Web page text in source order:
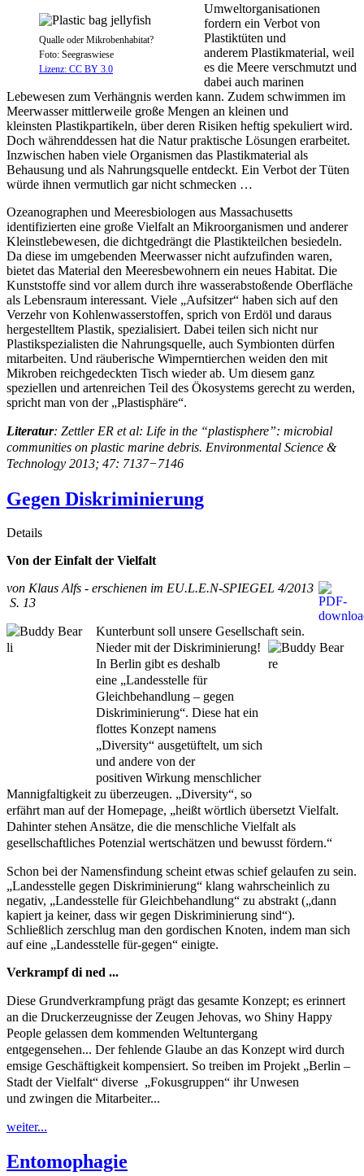
Qualle oder Mikrobenhabitat?
Foto: Seegraswiese
Lizenz: CC BY 3.0
Umweltorganisationen
fordern ein Verbot von
Plastiktüten und
anderem Plastikmaterial, weil
es die Meere verschmutzt und
dabei auch marinen
Lebewesen zum Verhängnis werden kann. Zudem schwimmen im
Meerwasser mittlerweile große Mengen an kleinen und
kleinsten Plastikpartikeln, über deren Risiken heftig spekuliert wird.
Doch währenddessen hat die Natur praktische Lösungen erarbeitet.
Inzwischen haben viele Organismen das Plastikmaterial als
Behausung und als Nahrungsquelle entdeckt. Ein Verbot der Tüten
würde ihnen vermutlich gar nicht schmecken …
Ozeanographen und Meeresbiologen aus Massachusetts
identifizierten eine große Vielfalt an Mikroorganismen und anderer
Kleinstlebewesen, die dichtgedrängt die Plastikteilchen besiedeln.
Da diese im umgebenden Meerwasser nicht aufzufinden waren,
bietet das Material den Meeresbewohnern ein neues Habitat. Die
Kunststoffe sind vor allem durch ihre wasserabstoßende Oberfläche
als Lebensraum interessant. Viele „Aufsitzer“ haben sich auf den
Verzehr von Kohlenwasserstoffen, sprich von Erdöl und daraus
hergestelltem Plastik, spezialisiert. Dabei teilen sich nicht nur
Plastikspezialisten die Nahrungsquelle, auch Symbionten dürfen
mitarbeiten. Und räuberische Wimperntierchen weiden den mit
Mikroben reichgedeckten Tisch wieder ab. Um diesem ganz
speziellen und artenreichen Teil des Ökosystems gerecht zu werden,
spricht man von der „Plastisphäre“.
Literatur: Zettler ER et al: Life in the “plastisphere”: microbial
communities on plastic marine debris. Environmental Science &
Technology 2013; 47: 7137−7146
Gegen Diskriminierung
Details
Von der Einfalt der Vielfalt
von Klaus Alfs - erschienen im EU.L.E.N-SPIEGEL 4/2013
S. 13
Kunterbunt soll unsere Gesellschaft sein.
Nieder mit der Diskriminierung!
In Berlin gibt es deshalb
eine „Landesstelle für
Gleichbehandlung – gegen
Diskriminierung“. Diese hat ein
flottes Konzept namens
„Diversity“ ausgetüftelt, um sich
und andere von der
positiven Wirkung menschlicher
Mannigfaltigkeit zu überzeugen. „Diversity“, so
erfährt man auf der Homepage, „heißt wörtlich übersetzt Vielfalt.
Dahinter stehen Ansätze, die die menschliche Vielfalt als
gesellschaftliches Potenzial wertschätzen und bewusst fördern.“
Schon bei der Namensfindung scheint etwas schief gelaufen zu sein.
„Landesstelle gegen Diskriminierung“ klang wahrscheinlich zu
negativ, „Landesstelle für Gleichbehandlung“ zu abstrakt („dann
kapiert ja keiner, dass wir gegen Diskriminierung sind“).
Schließlich zerschlug man den gordischen Knoten, indem man sich
auf eine „Landesstelle für-gegen“ einigte.
Verkrampf di ned ...
Diese Grundverkrampfung prägt das gesamte Konzept; es erinnert
an die Druckerzeugnisse der Zeugen Jehovas, wo Shiny Happy
People gelassen dem kommenden Weltuntergang
entgegensehen... Der fehlende Glaube an das Konzept wird durch
emsige Geschäftigkeit kompensiert. So treiben im Projekt „Berlin –
Stadt der Vielfalt“ diverse „Fokusgruppen“ ihr Unwesen
und zwingen die Mitarbeiter...
weiter...
Entomophagie